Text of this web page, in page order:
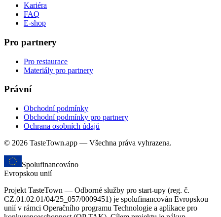
Kariéra
FAQ
E-shop
Pro partnery
Pro restaurace
Materiály pro partnery
Právní
Obchodní podmínky
Obchodní podmínky pro partnery
Ochrana osobních údajů
© 2026 TasteTown.app — Všechna práva vyhrazena.
Spolufinancováno
Evropskou unií
Projekt TasteTown — Odborné služby pro start-upy (reg. č.
CZ.01.02.01/04/25_057/0009451) je spolufinancován Evropskou
unií v rámci Operačního programu Technologie a aplikace pro